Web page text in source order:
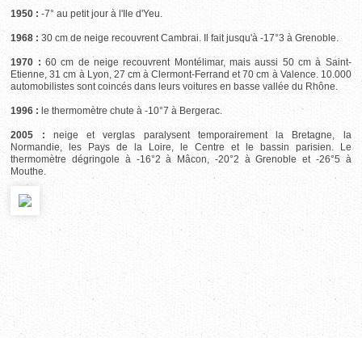
1950 : -7° au petit jour à l'Ile d'Yeu.
1968 : 30 cm de neige recouvrent Cambrai. Il fait jusqu'à -17°3 à Grenoble.
1970 : 60 cm de neige recouvrent Montélimar, mais aussi 50 cm à Saint-
Etienne, 31 cm à Lyon, 27 cm à Clermont-Ferrand et 70 cm à Valence. 10.000
automobilistes sont coincés dans leurs voitures en basse vallée du Rhône.
1996 : le thermomètre chute à -10°7 à Bergerac.
2005 : neige et verglas paralysent temporairement la Bretagne, la
Normandie, les Pays de la Loire, le Centre et le bassin parisien. Le
thermomètre dégringole à -16°2 à Mâcon, -20°2 à Grenoble et -26°5 à
Mouthe.